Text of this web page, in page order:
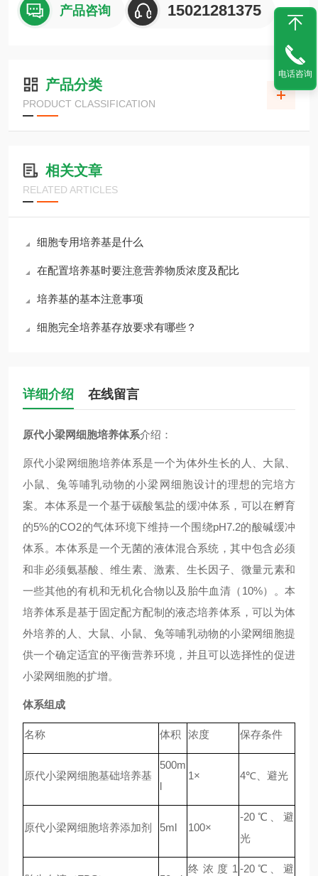
产品咨询 15021281375
产品分类
PRODUCT CLASSIFICATION
相关文章
RELATED ARTICLES
细胞专用培养基是什么
在配置培养基时要注意营养物质浓度及配比
培养基的基本注意事项
细胞完全培养基存放要求有哪些？
详细介绍 在线留言
原代小梁网细胞培养体系介绍：
原代小梁网细胞培养体系是一个为体外生长的人、大鼠、
小鼠、兔等哺乳动物的小梁网细胞设计的理想的完培方
案。本体系是一个基于碳酸氢盐的缓冲体系，可以在孵育
的5%的CO2的气体环境下维持一个围绕pH7.2的酸碱缓冲
体系。本体系是一个无菌的液体混合系统，其中包含必须
和非必须氨基酸、维生素、激素、生长因子、微量元素和
一些其他的有机和无机化合物以及胎牛血清（10%）。本
培养体系是基于固定配方配制的液态培养体系，可以为体
外培养的人、大鼠、小鼠、兔等哺乳动物的小梁网细胞提
供一个确定适宜的平衡营养环境，并且可以选择性的促进
小梁网细胞的扩增。
体系组成
名称 体积 浓度 保存条件
原代小梁网细胞基础培养基
500m
l
1× 4℃ 、避光
原代小梁网细胞培养添加剂 5ml 100×
-20℃、避
光
终浓度1 -20℃、避
电话咨询